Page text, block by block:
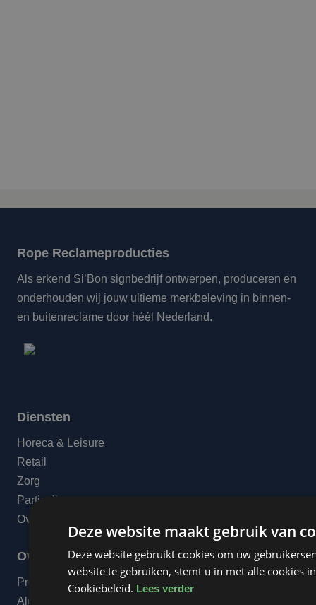
Rope Reclameproducties
Als erkend Si’Bon signbedrijf ontwerpen, produceren en
onderhouden wij jouw ultieme merkbeleving in binnen-
en buitenreclame door héél Nederland.
Diensten
Horeca & Leisure
Retail
Zorg
Particulieren
Overige dienstverlening
Over ons
Projecten
Algemene voorwaarden
Deze website maakt gebruik van
Deze website gebruikt cookies om uw
website te gebruiken, stemt u in met alle cookies
Cookiebeleid. Lees verder